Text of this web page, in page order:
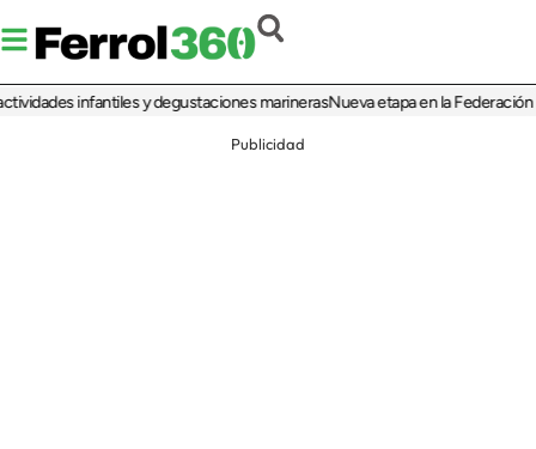
infantiles y degustaciones marinerasNueva etapa en la Federación de
Publicidad